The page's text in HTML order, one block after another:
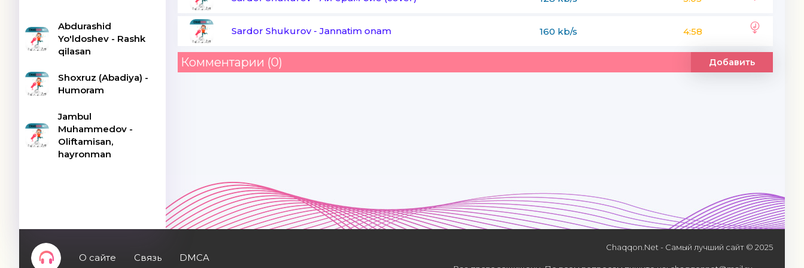
Abdurashid
Yo'ldoshev - Rashk
qilasan
Shoxruz (Abadiya) -
Humoram
Jambul
Muhammedov -
Oliftamisan,
hayronman
Alvon - alvon guldan chiroy
Olgan mening lolaginam
Solgan mening lolaginam
Sardor Shukurov- Jannatim onam 160 kb/s 4:58
Комментарии (0) Добавить
О сайте Связь DMCA
Chaqqon.Net - Самый лучший сайт © 2025